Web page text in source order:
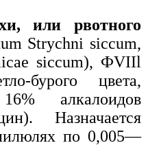
или рвотного
Strychni siccum,
siccum), ФVIIl
бурого цвета,
алкалоидов
Назначается
по 0,005—